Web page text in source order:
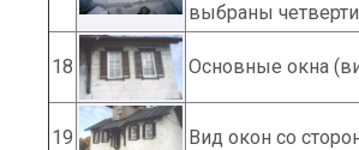
выбраны
18 Основные окна
19 Вид окон со